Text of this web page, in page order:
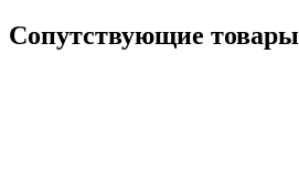
Сопутствующие товары